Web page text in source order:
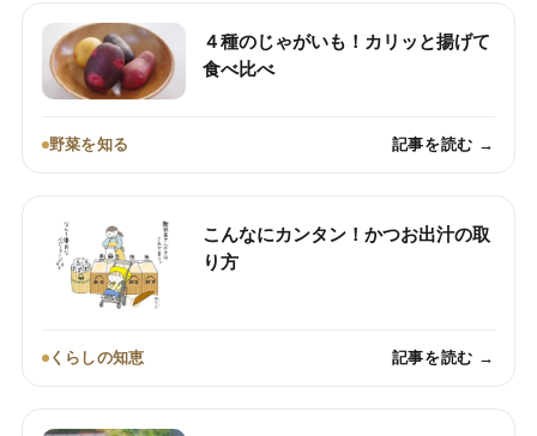
４種のじゃがいも！カリッと揚げて
食べ比べ
野菜を知る 記事を読む →
こんなにカンタン！かつお出汁の取
り方
くらしの知恵 記事を読む →